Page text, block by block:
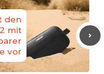
den
mit
vor